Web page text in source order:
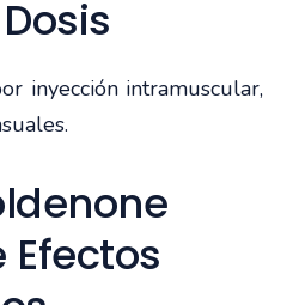
inyección intramuscular,